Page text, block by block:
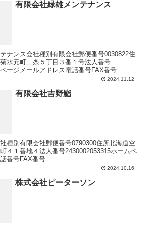
有限会社緑雄メンテナンス
ナンス会社種別有限会社郵便番号0030822住
水元町二条５丁目３番１号法人番号
ージメールアドレス電話番号FAX番号
2024.11.12
有限会社吉野鮨
種別有限会社郵便番号0790300住所北海道空
４１番地４法人番号2430002053315ホームペ
番号FAX番号
2024.10.16
株式会社ピーターソン